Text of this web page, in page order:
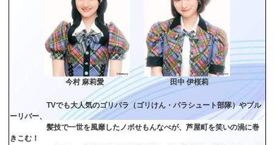
今村 麻莉愛 田中 伊桜莉
TVでも大人気のゴリパラ（ゴリけん・パラシュート部隊）やブル
ーリバー、
髪技で一世を風靡したノボせもんなべが、芦屋町を笑いの渦に巻
きこむ！